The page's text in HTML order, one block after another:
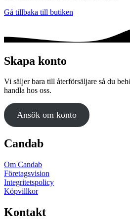
Gå tillbaka till butiken
Skapa konto
Vi säljer bara till återförsäljare så du
handla hos oss.
Ansök om konto
Candab
Om Candab
Företagsvision
Integritetspolicy
Köpvillkor
Kontakt